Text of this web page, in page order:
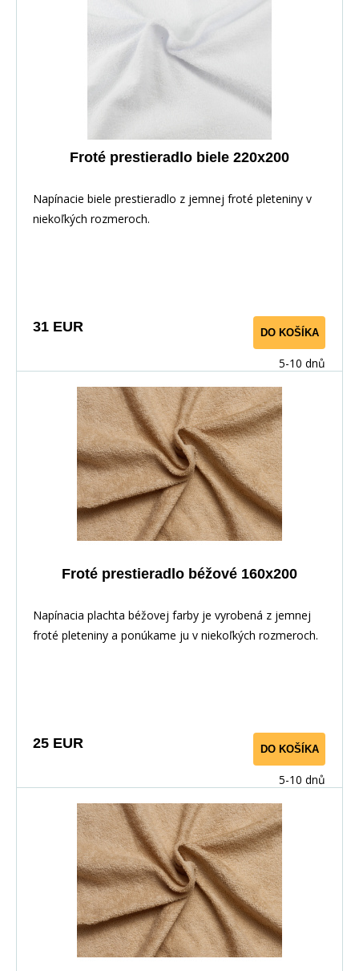
Froté prestieradlo biele 220x200
Napínacie biele prestieradlo z jemnej froté pleteniny v
niekoľkých rozmeroch.
31 EUR DO KOŠÍKA
5-10 dnů
Froté prestieradlo béžové 160x200
Napínacia plachta béžovej farby je vyrobená z jemnej
froté pleteniny a ponúkame ju v niekoľkých rozmeroch.
25 EUR DO KOŠÍKA
5-10 dnů